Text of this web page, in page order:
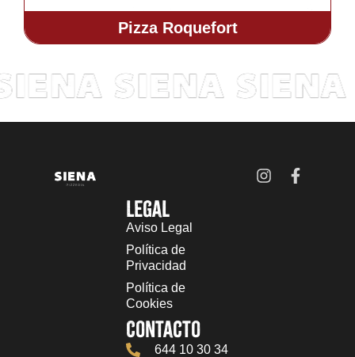
Pizza Roquefort
Legal
Aviso Legal
Política de
Privacidad
Política de
Cookies
Contacto
644 10 30 34